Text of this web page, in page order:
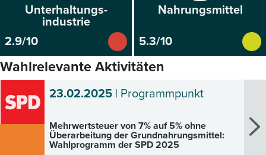
Unterhaltungs­
industrie
2.9/10
Nahrungs­mittel
5.3/10
Wahlrelevante Aktivitäten
23.02.2025| Programmpunkt
Mehrwertsteuer von 7% auf 5% ohne
Überarbeitung der Grundnahrungsmittel:
Wahlprogramm der SPD 2025